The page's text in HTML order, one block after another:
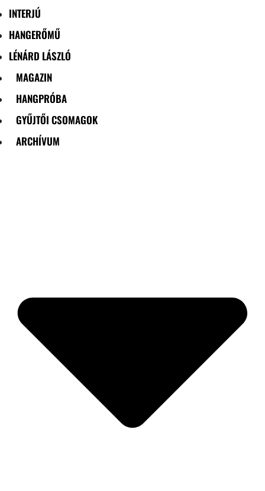
INTERJÚ
HANGERŐMŰ
LÉNÁRD LÁSZLÓ
MAGAZIN
HANGPRÓBA
GYŰJTŐI CSOMAGOK
ARCHÍVUM